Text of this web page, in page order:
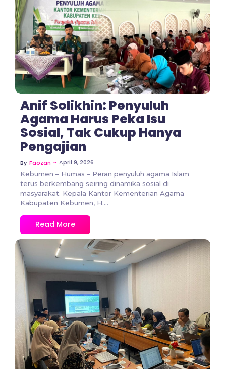
No Comments
Anif Solikhin: Penyuluh
Agama Harus Peka Isu
Sosial, Tak Cukup Hanya
Pengajian
By Faozan ~ April 9, 2026
Kebumen – Humas – Peran penyuluh agama Islam
terus berkembang seiring dinamika sosial di
masyarakat. Kepala Kantor Kementerian Agama
Kabupaten Kebumen, H....
Read More
No Comments